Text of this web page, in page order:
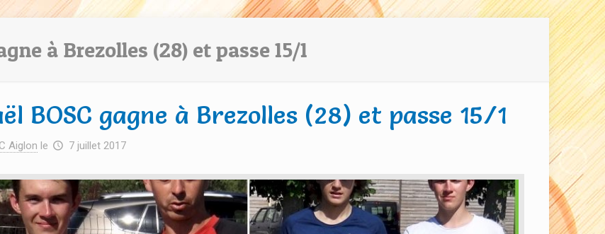
à Brezolles (28) et passe 15/1
BOSC gagne à Brezolles (28) et passe 15/1
Aiglon le 7 juillet 2017